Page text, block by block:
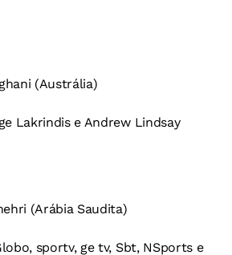
(Austrália)
Lakrindis e Andrew Lindsay
(Arábia Saudita)
sportv, ge tv, Sbt, NSports e